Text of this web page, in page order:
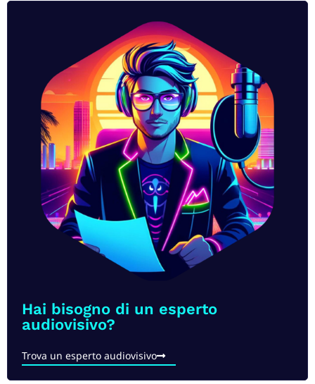
Hai bisogno di un esperto
audiovisivo?​
Trova un esperto audiovisivo